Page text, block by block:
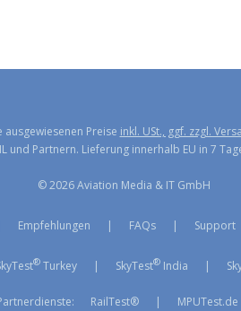
ausgewiesenen Preise inkl. USt., ggf. zzgl.
und Partnern. Lieferung innerhalb EU in 7
© 2026 Aviation Media & IT GmbH
Empfehlungen | FAQs | Support
®Turkey | SkyTest®India |
RailTest® | MPUTest.de